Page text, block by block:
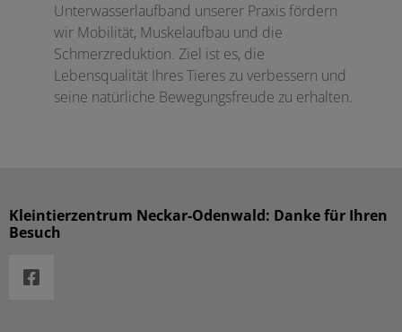
Unterwasserlaufband unserer Praxis fördern
wir Mobilität, Muskelaufbau und die
Schmerzreduktion. Ziel ist es, die
Lebensqualität Ihres Tieres zu verbessern und
seine natürliche Bewegungsfreude zu erhalten.
Kleintierzentrum Neckar-Odenwald: Danke für Ihren
Besuch